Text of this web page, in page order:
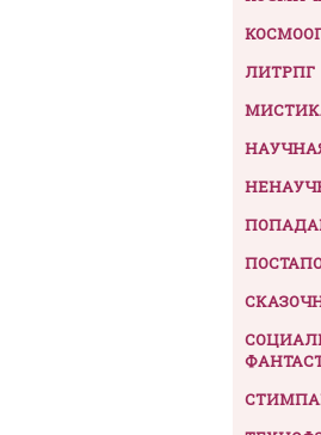
ЛИТРПГ